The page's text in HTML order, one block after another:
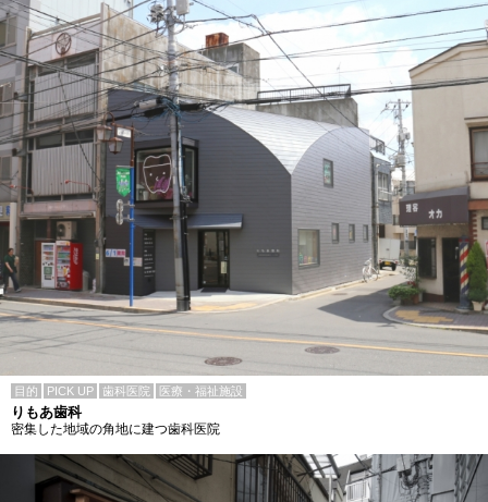
目的 PICK UP 歯科医院 医療・福祉施設
りもあ歯科
密集した地域の角地に建つ歯科医院